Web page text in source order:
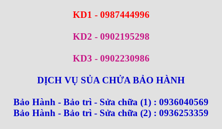
KD1 - 0987444996
KD2 - 0902195298
KD3 - 0902230986
DỊCH VỤ SỦA CHỬA BẢO HÀNH
Bảo Hành - Bảo trì - Sửa chữa (1) : 0936040569
Bảo Hành - Bảo trì - Sửa chữa (2) : 0936253359